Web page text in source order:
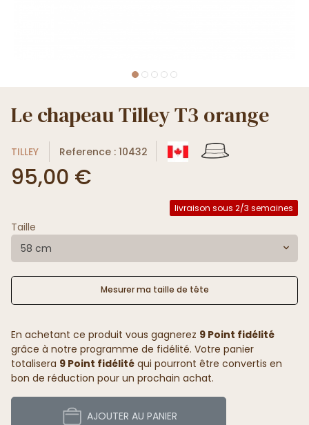
Le chapeau Tilley T3 orange
TILLEY Reference : 10432
95,00 €
livraison sous 2/3 semaines
Taille
58 cm
Mesurer ma taille de tête
En achetant ce produit vous gagnerez 9 Point fidélité
grâce à notre programme de fidélité. Votre panier
totalisera 9 Point fidélité qui pourront être convertis en
bon de réduction pour un prochain achat.
AJOUTER AU PANIER